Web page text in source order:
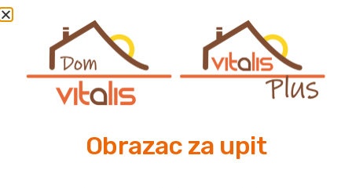
Smještaj u jednokrevetnim
i deluxe sobama
U cijenu su uključene usluge sektora „Njega od
Obrazac za upit